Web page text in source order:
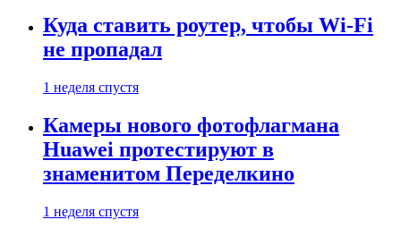
Куда ставить роутер, чтобы Wi-Fi
не пропадал
1 неделя спустя
Камеры нового фотофлагмана
Huawei протестируют в
знаменитом Переделкино
1 неделя спустя